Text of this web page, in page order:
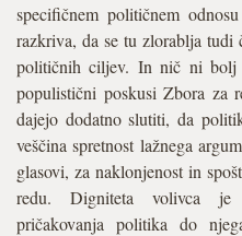
specifičnem političnem
razkriva, da se tu zlorablja tudi
političnih ciljev. In nič ni bolj
populistični poskusi Zbora za
dajejo dodatno slutiti, da
veščina spretnost lažnega
glasovi, za naklonjenost in
redu. Digniteta volivca je
pričakovanja politika do